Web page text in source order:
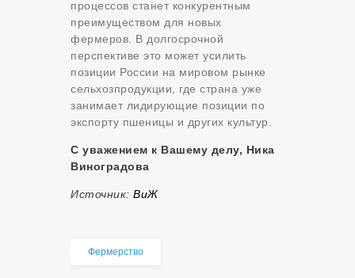
процессов станет конкурентным
преимуществом для новых
фермеров. В долгосрочной
перспективе это может усилить
позиции России на мировом рынке
сельхозпродукции, где страна уже
занимает лидирующие позиции по
экспорту пшеницы и других культур.
С уважением к Вашему делу, Ника
Виноградова
Источник: ВиЖ
Фермерство